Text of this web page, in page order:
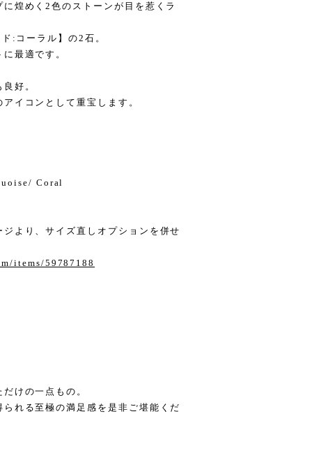
煌めく2色のストーンが目を惹くラ
:コーラル】の2石。
最適です。
好。
イコンとして重宝します。
Coral
より、サイズ直しオプションを併せ
items/59787188
けの一点もの。
れる至極の満足感を是非ご堪能くだ